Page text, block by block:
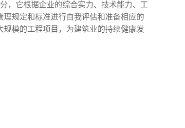
，它根据企业的综合实力、技术能力、工
规定和标准进行自我评估和准备相应的
模的工程项目，为建筑业的持续健康发